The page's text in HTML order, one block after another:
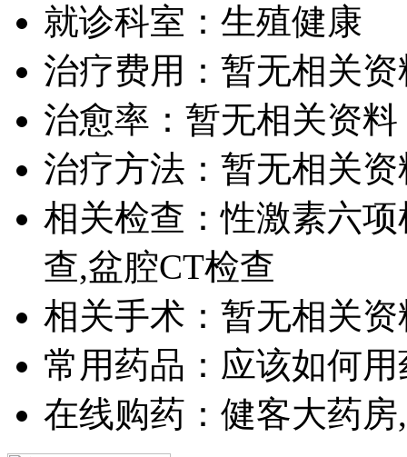
就诊科室：生殖健康
治疗费用：暂无相关资
治愈率：暂无相关资料
治疗方法：暂无相关资
相关检查：性激素六
查,盆腔CT检查
相关手术：暂无相关资
常用药品：应该如何
在线购药：健客大药